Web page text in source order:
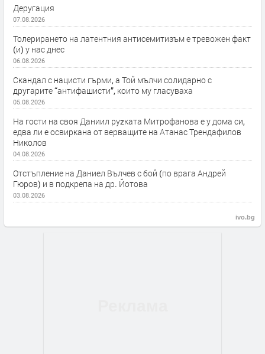
Деругация
07.08.2026
Толерирането на латентния антисемитизъм е тревожен факт
(и) у нас днес
06.08.2026
Скандал с нацисти гърми, а Той мълчи солидарно с
другарите “антифашисти”, които му гласуваха
05.08.2026
На гости на своя Даниил руzката Митрофанова е у дома си,
едва ли е освиркана от верващите на Атанас Трендафилов
Николов
04.08.2026
Отстъпление на Даниел Вълчев с бой (по врага Андрей
Гюров) и в подкрепа на др. Йотова
03.08.2026
ivo.bg